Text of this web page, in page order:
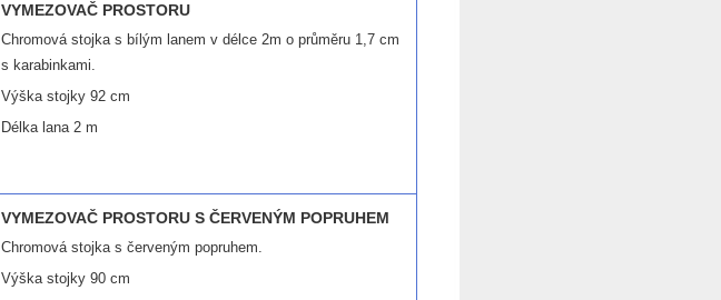
VYMEZOVAČ PROSTORU
Chromová stojka s bílým lanem v délce 2m o průměru 1,7 cm
s karabinkami.
Výška stojky 92 cm
Délka lana 2 m
VYMEZOVAČ PROSTORU S ČERVENÝM POPRUHEM
Chromová stojka s červeným popruhem.
Výška stojky 90 cm